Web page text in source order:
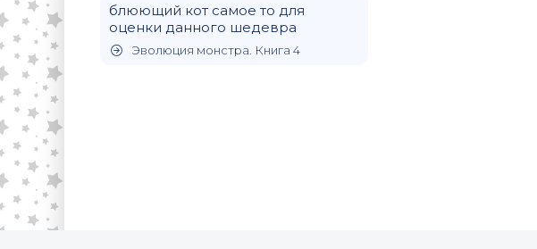
блюющий кот самое то для
оценки данного шедевра
Эволюция монстра. Книга 4